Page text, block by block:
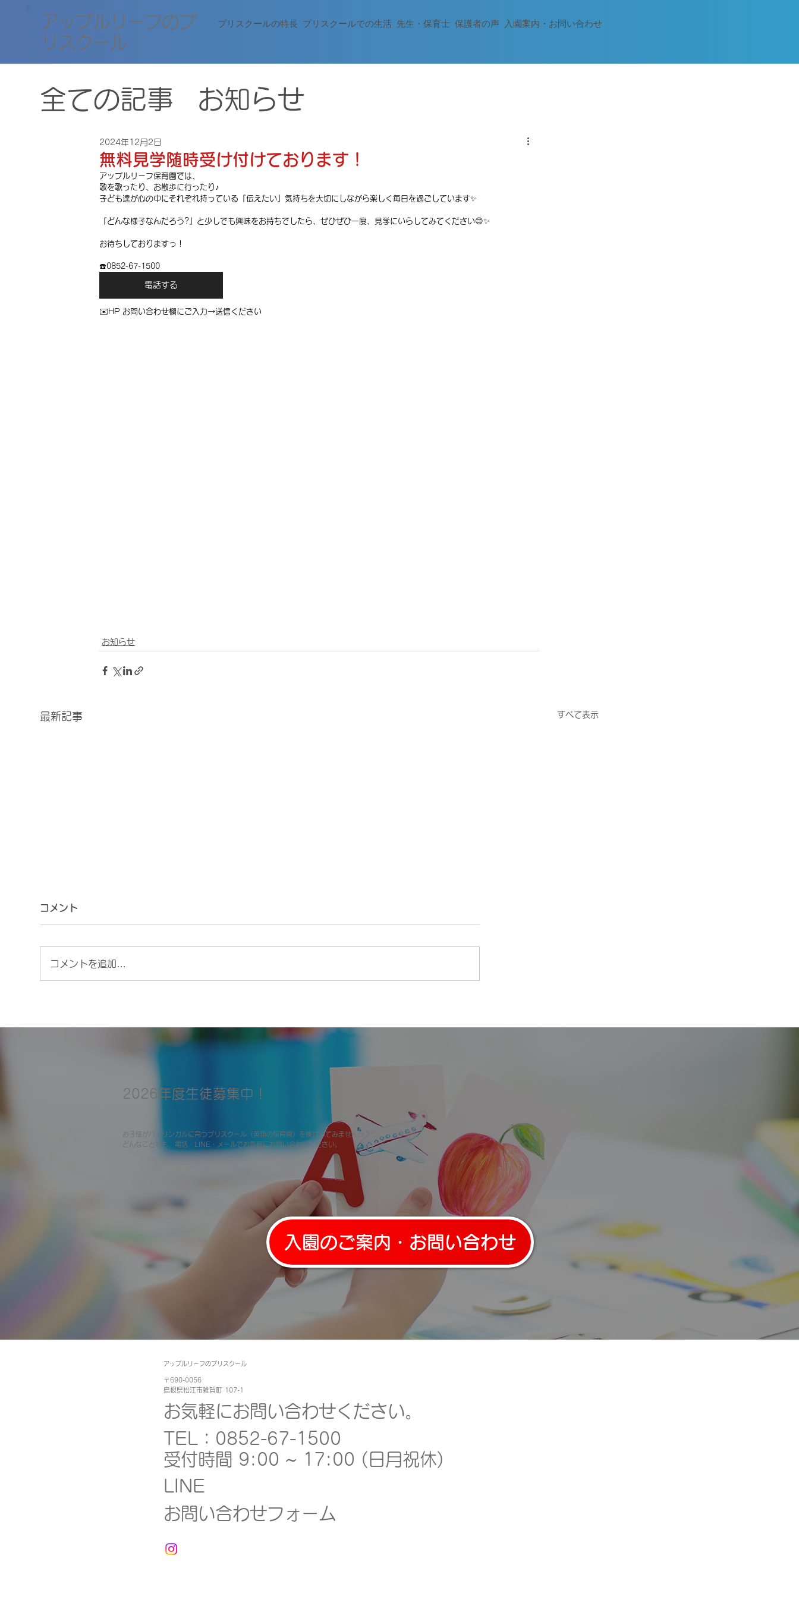
​アップルリーフのプ
リスクール
プリスクールの特長 プリスクールでの生活 先生・保育士 保護者の声 入園案内・お問い合わせ
全ての記事 お知らせ
無料見学随時受け付けております！
2024年12月2日
アップルリーフ保育園では、
歌を歌ったり、お散歩に行ったり♪
子ども達が心の中にそれぞれ持っている『伝えたい』気持ちを大切にしながら楽しく毎日を過ごしています✨
『どんな様子なんだろう?』と少しでも興味をお持ちでしたら、ぜひぜひ一度、見学にいらしてみてください😊✨
お待ちしておりますっ！
☎️0852-67-1500
電話する
✉️HP お問い合わせ欄にご入力→送信ください
お知らせ
最新記事 すべて表示
開始
ました！
募集！
コメント
コメントを追加…
2026年度生徒募集中！
お子様がバイリンガルに育つプリスクール（英語の保育園）を検討してみませんか？
どんなことでも、電話・LINE・メールでお気軽にお問い合わせください。
入園のご案内・お問い合わせ
​アップルリーフのプリスクール
〒690-0056
島根県松江市雑賀町 107-1
お気軽にお問い合わせください。
TEL： 0852-67-1500
受付時間 9:00 ~ 17:00 (日月祝休)
LINE
お問い合わせフォーム